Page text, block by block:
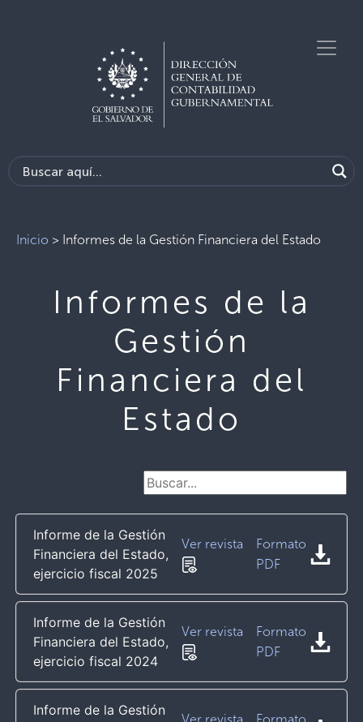
Inicio > Informes de la Gestión Financiera del Estado
Informes de la
Gestión
Financiera del
Estado
Informe de la Gestión
Financiera del Estado,
ejercicio fiscal 2025
Ver revista
Formato
PDF
Informe de la Gestión
Financiera del Estado,
ejercicio fiscal 2024
Ver revista
Formato
PDF
Informe de la Gestión